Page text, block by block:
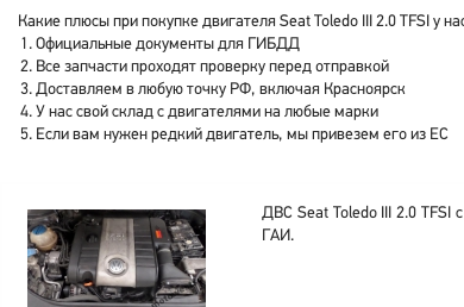
Какие плюсы при покупке двигателя Seat Toledo III 2.0 TFSI у
Официальные документы для ГИБДД
Все запчасти проходят проверку перед отправкой
Доставляем в любую точку РФ, включая Красноярск
У нас свой склад с двигателями на любые марки
Если вам нужен редкий двигатель, мы привезем его из ЕС
ДВС Seat Toledo III 2.0 TFSI
ГАИ.